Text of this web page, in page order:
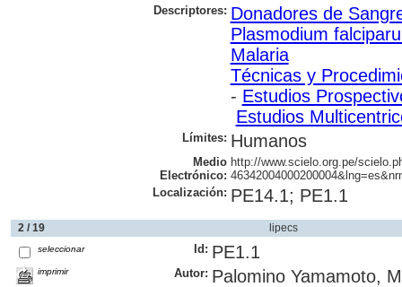
Descriptores: Donadores de
Plasmodium
Malaria
Técnicas y
- Estudios
Estudios
Límites: Humanos
Medio
Electrónico:
http://www.scielo.org.pe/
Localización: PE14.1; PE1.1
2 / 19 lipecs
seleccionar
imprimir
Id: PE1.1
Autor: Palomino Yamamoto,